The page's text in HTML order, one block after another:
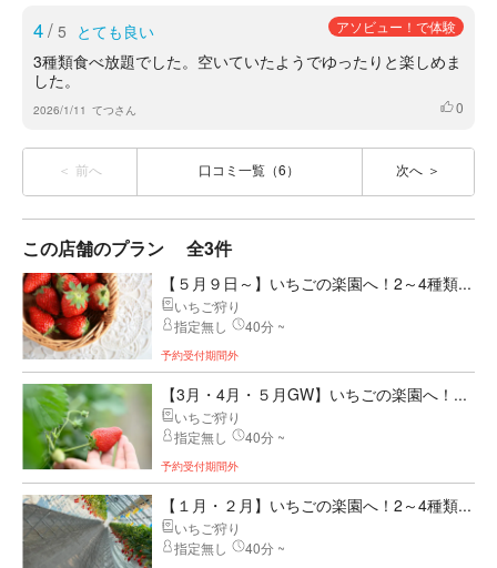
4/ 5 とても良い アソビュー！で体験
3種類食べ放題でした。空いていたようでゆったりと楽しめま
した。
2026/1/11 てつさん いいね
0
前へ 口コミ一覧（6） 次へ
この店舗のプラン 全3件
【５月９日～】いちごの楽園へ！2～4種類...
いちご狩り
指定無し
40分 ~
予約受付期間外
【3月・4月・５月GW】いちごの楽園へ！...
いちご狩り
指定無し
40分 ~
予約受付期間外
【１月・２月】いちごの楽園へ！2～4種類...
いちご狩り
指定無し
40分 ~